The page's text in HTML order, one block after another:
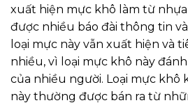
xuất hiện mực khô làm từ nhựa
được nhiều báo đài thông tin
loại mực này vẫn xuất hiện và
nhiều, vì loại mực khô này
của nhiều người. Loại mực
này thường được bán ra từ